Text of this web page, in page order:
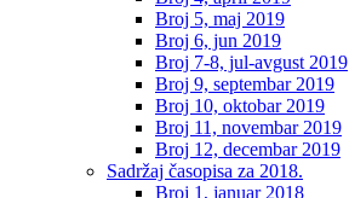
Broj 5, maj 2019
Broj 6, jun 2019
Broj 7-8, jul-avgust 2019
Broj 9, septembar 2019
Broj 10, oktobar 2019
Broj 11, novembar 2019
Broj 12, decembar 2019
Sadržaj časopisa za 2018.
Broj 1, januar 2018